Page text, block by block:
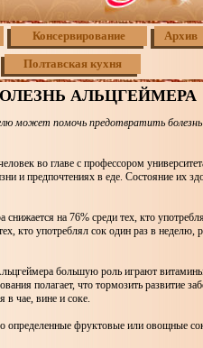
Консервирование Архив
Полтавская кухня
АЛЬЦГЕЙМЕРА
может помочь предотвратить болезнь
во главе с профессором
и предпочтениях в еде. Состояние их
на 76% среди тех, кто
кто употреблял сок один раз в неделю,
большую роль играют
полагает, что тормозить развитие
в чае, вине и соке.
определенные фруктовые или овощные